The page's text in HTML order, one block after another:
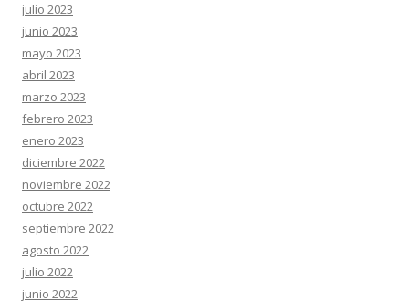
julio 2023
junio 2023
mayo 2023
abril 2023
marzo 2023
febrero 2023
enero 2023
diciembre 2022
noviembre 2022
octubre 2022
septiembre 2022
agosto 2022
julio 2022
junio 2022